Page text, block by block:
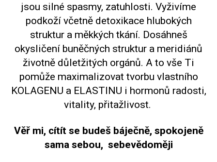
jsou silné spasmy, zatuhlosti. Vyživíme
podkoží včetně detoxikace hlubokých
struktur a měkkých tkání. Dosáhneš
okysličení buněčných struktur a meridiánů
životně důletžitých orgánů. A to vše Ti
pomůže maximalizovat tvorbu vlastního
KOLAGENU a ELASTINU i hormonů radosti,
vitality, přitažlivost.
Věř mi, cítít se budeš báječně, spokojeně
sama sebou, sebevědoměji